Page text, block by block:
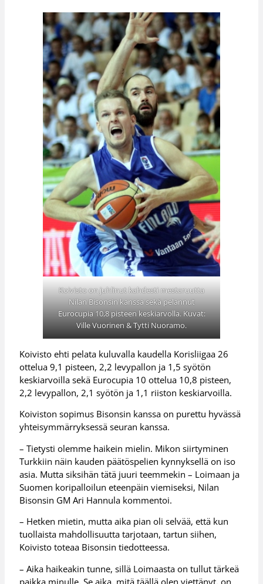
Koivisto on juhlinut kahdesti mestaruutta
Nilan Bisonsin kanssa sekä pelannut
Eurocupia 10,8 pisteen keskiarvolla. Kuvat:
Ville Vuorinen & Tytti Nuoramo.
Koivisto ehti pelata kuluvalla kaudella Korisliigaa 26
ottelua 9,1 pisteen, 2,2 levypallon ja 1,5 syötön
keskiarvoilla sekä Eurocupia 10 ottelua 10,8 pisteen,
2,2 levypallon, 2,1 syötön ja 1,1 riiston keskiarvoilla.
Koiviston sopimus Bisonsin kanssa on purettu hyvässä
yhteisymmärryksessä seuran kanssa.
– Tietysti olemme haikein mielin. Mikon siirtyminen
Turkkiin näin kauden päätöspelien kynnyksellä on iso
asia. Mutta siksihän tätä juuri teemmekin – Loimaan ja
Suomen koripalloilun eteenpäin viemiseksi, Nilan
Bisonsin GM Ari Hannula kommentoi.
– Hetken mietin, mutta aika pian oli selvää, että kun
tuollaista mahdollisuutta tarjotaan, tartun siihen,
Koivisto toteaa Bisonsin tiedotteessa.
– Aika haikeakin tunne, sillä Loimaasta on tullut tärkeä
paikka minulle. Se aika, mitä täällä olen viettänyt, on